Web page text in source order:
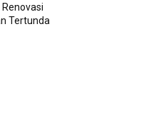
Tertunda